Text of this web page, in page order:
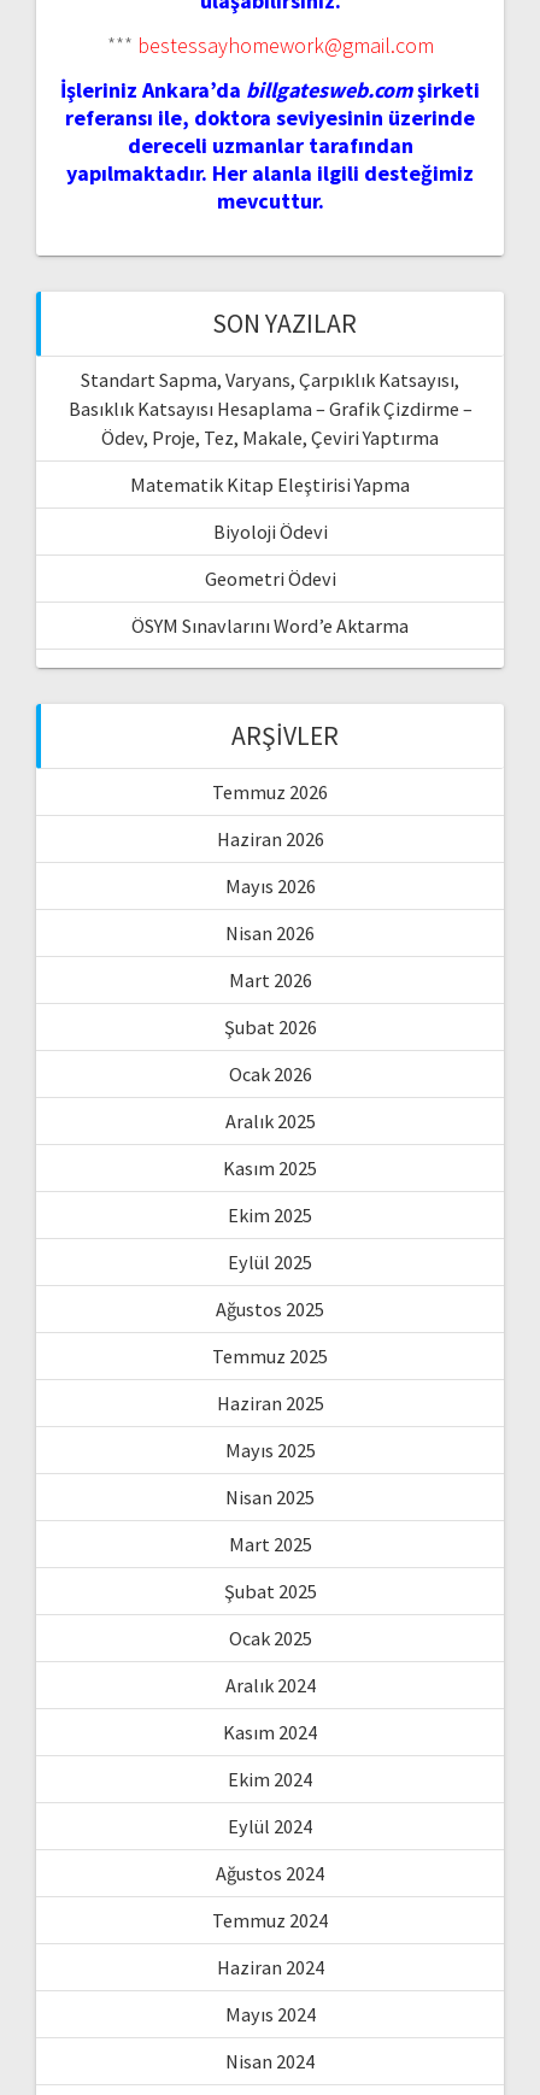
*** bestessayhomework@gmail.com
İşleriniz Ankara’da billgatesweb.comşirketi
referansı ile, doktora seviyesinin üzerinde
dereceli uzmanlar tarafından
yapılmaktadır. Her alanla ilgili desteğimiz
mevcuttur.
SON YAZILAR
Standart Sapma, Varyans, Çarpıklık Katsayısı,
Basıklık Katsayısı Hesaplama – Grafik Çizdirme –
Ödev, Proje, Tez, Makale, Çeviri Yaptırma
Matematik Kitap Eleştirisi Yapma
Biyoloji Ödevi
Geometri Ödevi
ÖSYM Sınavlarını Word’e Aktarma
ARŞIVLER
Temmuz 2026
Haziran 2026
Mayıs 2026
Nisan 2026
Mart 2026
Şubat 2026
Ocak 2026
Aralık 2025
Kasım 2025
Ekim 2025
Eylül 2025
Ağustos 2025
Temmuz 2025
Haziran 2025
Mayıs 2025
Nisan 2025
Mart 2025
Şubat 2025
Ocak 2025
Aralık 2024
Kasım 2024
Ekim 2024
Eylül 2024
Ağustos 2024
Temmuz 2024
Haziran 2024
Mayıs 2024
Nisan 2024